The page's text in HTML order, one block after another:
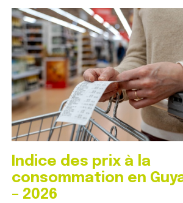
t
a
t
i
o
n
d
e
l
’
i
n
d
u
s
t
r
e
d
e
s
p
i
x
à
l
a
o
n
s
o
Indice des prix à la
consommation en
– 2026